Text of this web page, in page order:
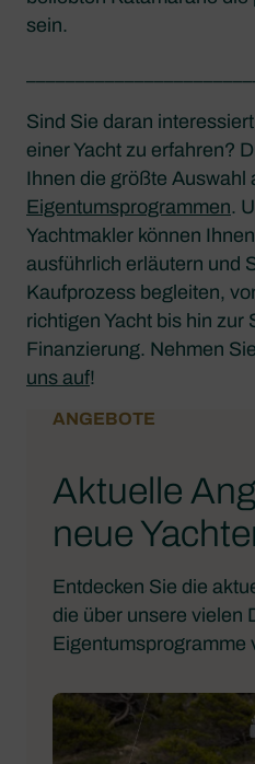
sein.
Sind Sie daran
einer Yacht zu erfahren?
Ihnen die größte Auswahl
Eigentumsprogrammen.
Yachtmakler können
ausführlich erläutern und
Kaufprozess begleiten,
richtigen Yacht bis hin zur
Finanzierung. Nehmen
uns auf!
ANGEBOTE
Aktuelle
neue
Entdecken Sie die
die über unsere vielen
Eigentumsprogramme